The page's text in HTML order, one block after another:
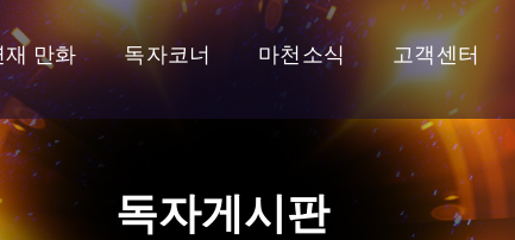
재 만화 독자코너 마천소식 고객센터
독자게시판